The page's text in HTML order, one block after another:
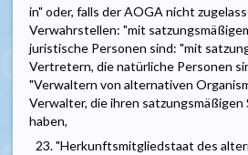
in" oder, falls der AOGA nicht
Verwahrstellen: "mit
juristische Personen sind: "mit
Vertretern, die natürliche Personen
"Verwaltern von alternativen
Verwalter, die ihren
haben,
23. "Herkunftsmitgliedstaat des